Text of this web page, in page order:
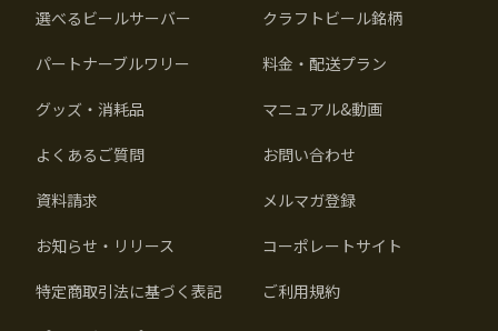
選べるビールサーバー クラフトビール銘柄
パートナーブルワリー 料金・配送プラン
グッズ・消耗品 マニュアル&動画
よくあるご質問 お問い合わせ
資料請求 メルマガ登録
お知らせ・リリース コーポレートサイト
特定商取引法に基づく表記 ご利用規約